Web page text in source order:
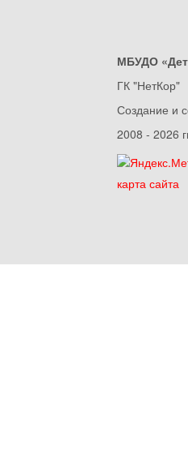
МБУДО
ГК "НетКор"
Создание и
2008 - 2026
карта сайта